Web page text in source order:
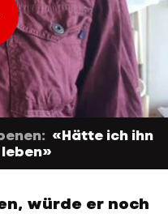
«Hätte ich ihn
würde er noch